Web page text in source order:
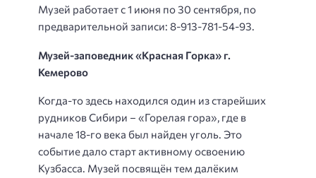
Музей работает с 1 июня по 30 сентября, по
предварительной записи: 8-913-781-54-93.
Музей-заповедник «Красная Горка» г.
Кемерово
Когда-то здесь находился один из старейших
рудников Сибири – «Горелая гора», где в
начале 18-го века был найден уголь. Это
событие дало старт активному освоению
Кузбасса. Музей посвящён тем далёким